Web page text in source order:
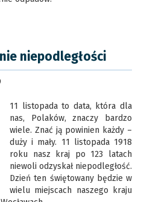
niepodległości
11 listopada to data, która dla
nas, Polaków, znaczy bardzo
wiele. Znać ją powinien każdy –
duży i mały. 11 listopada 1918
roku nasz kraj po 123 latach
niewoli odzyskał niepodległość.
Dzień ten świętowany będzie w
wielu miejscach naszego kraju